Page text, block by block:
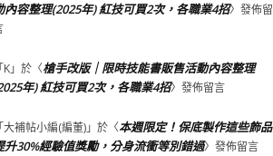
內容整理(2025年) 紅技可買2次，各職業4招〉發佈留
「K」於〈槍手改版｜限時技能書販售活動內容整理
年) 紅技可買2次，各職業4招〉發佈留言
「大補帖小編(編董)」於〈本週限定！保底製作這些飾品
升30%經驗值獎勵，分身流衝等別錯過〉發佈留言